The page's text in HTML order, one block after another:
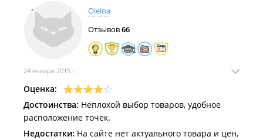
Oleina
Отзывов66
24 января 2015 г.
Оценка:
Достоинства: Неплохой выбор товаров, удобное
расположение точек.
Недостатки: На сайте нет актуального товара и цен,